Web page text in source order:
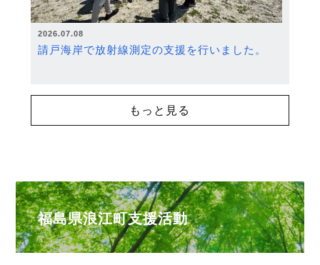
2026.07.08
請戸海岸で放射線測定の支援を行いました。
もっと見る
福島県浪江町支援活動